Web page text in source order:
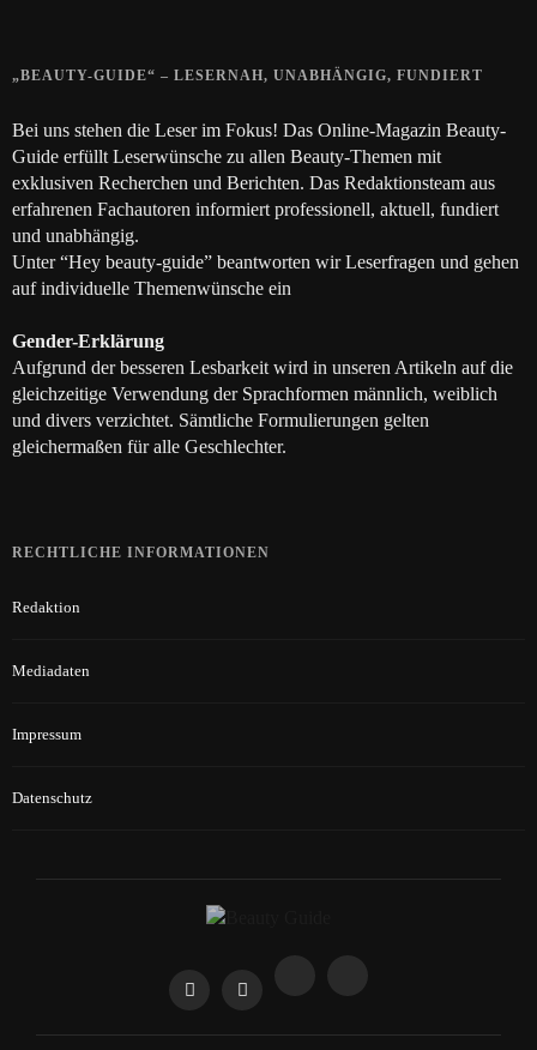
„BEAUTY-GUIDE“ – LESERNAH, UNABHÄNGIG, FUNDIERT
Bei uns stehen die Leser im Fokus! Das Online-Magazin Beauty-
Guide erfüllt Leserwünsche zu allen Beauty-Themen mit
exklusiven Recherchen und Berichten. Das Redaktionsteam aus
erfahrenen Fachautoren informiert professionell, aktuell, fundiert
und unabhängig.
Unter “Hey beauty-guide” beantworten wir Leserfragen und gehen
auf individuelle Themenwünsche ein
Gender-Erklärung
Aufgrund der besseren Lesbarkeit wird in unseren Artikeln auf die
gleichzeitige Verwendung der Sprachformen männlich, weiblich
und divers verzichtet. Sämtliche Formulierungen gelten
gleichermaßen für alle Geschlechter.
RECHTLICHE INFORMATIONEN
Redaktion
Mediadaten
Impressum
Datenschutz